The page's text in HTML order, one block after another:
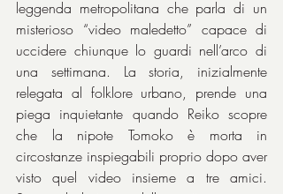
leggenda metropolitana che parla di un
misterioso “video maledetto” capace di
uccidere chiunque lo guardi nell’arco di
una settimana. La storia, inizialmente
relegata al folklore urbano, prende una
piega inquietante quando Reiko scopre
che la nipote Tomoko è morta in
circostanze inspiegabili proprio dopo aver
visto quel video insieme a tre amici.